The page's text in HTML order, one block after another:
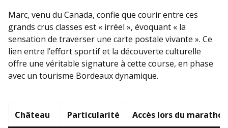
Marc, venu du Canada, confie que courir entre ces
grands crus classes est « irréel », évoquant « la
sensation de traverser une carte postale vivante ». Ce
lien entre l’effort sportif et la découverte culturelle
offre une véritable signature à cette course, en phase
avec un tourisme Bordeaux dynamique.
Château Particularité Accès lors du marathon